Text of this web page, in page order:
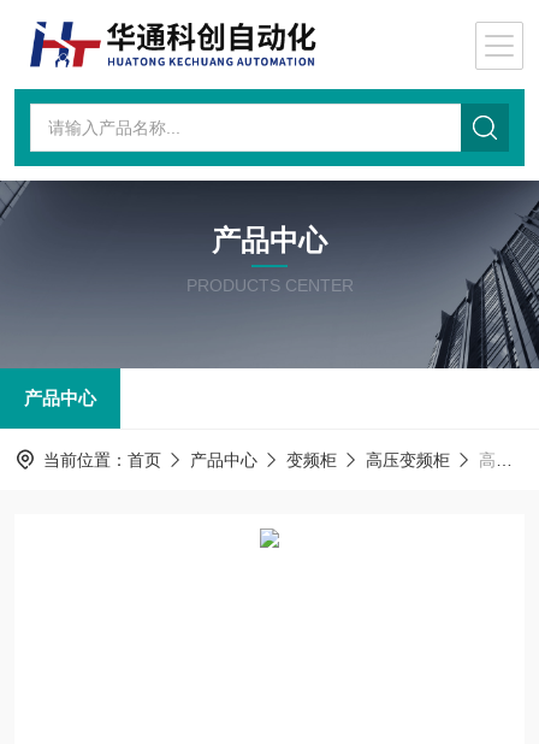
产品中心
PRODUCTS CENTER
产品中心
当前位置： 首页 产品中心 变频柜 高压变频柜 高压变频柜MVF20FF250NN